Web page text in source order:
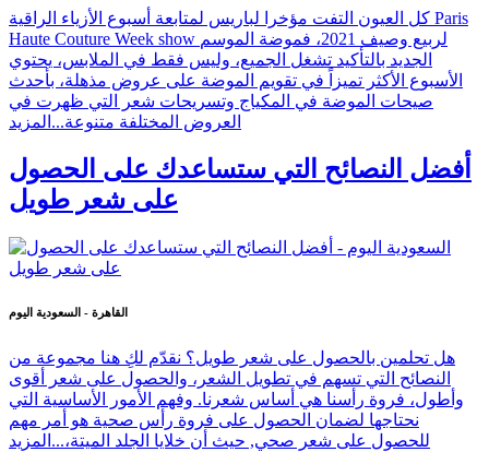
كل العيون التفت مؤخرا لباريس لمتابعة أسبوع الأزياء الراقية Paris
Haute Couture Week show لربيع وصيف 2021، فموضة الموسم
الجديد بالتأكيد تشغل الجميع، وليس فقط في الملابس، يحتوي
الأسبوع الأكثر تميزاً في تقويم الموضة على عروض مذهلة، بأحدث
صيحات الموضة في المكياج وتسريحات شعر التي ظهرت في
العروض المختلفة متنوعة... المزيد
أفضل النصائح التي ستساعدك على الحصول
على شعر طويل
القاهرة - السعودية اليوم
هل تحلمين بالحصول على شعر طويل؟ نقدّم لكِ هنا مجموعة من
النصائح التي تسهم في تطويل الشعر، والحصول على شعر أقوى
وأطول، فروة رأسنا هي أساس شعرنا. وفهم الأمور الأساسية التي
نحتاجها لضمان الحصول على فروة رأس صحية هو أمر مهم
للحصول على شعر صحي, حيث أن خلايا الجلد الميتة،... المزيد